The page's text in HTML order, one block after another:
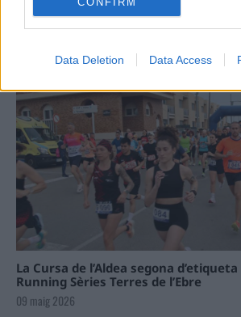
Data Deletion Data Access
La Cursa de l’Aldea segona d’etiqueta
Running Sèries Terres de l’Ebre
09 maig 2026